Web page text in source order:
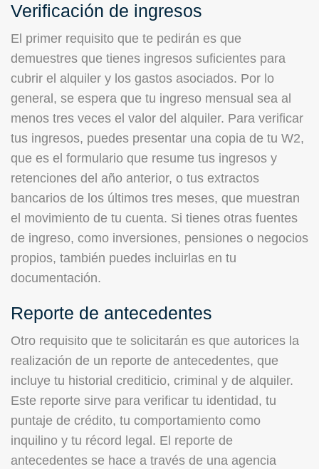
Verificación de ingresos
El primer requisito que te pedirán es que
demuestres que tienes ingresos suficientes para
cubrir el alquiler y los gastos asociados. Por lo
general, se espera que tu ingreso mensual sea al
menos tres veces el valor del alquiler. Para verificar
tus ingresos, puedes presentar una copia de tu W2,
que es el formulario que resume tus ingresos y
retenciones del año anterior, o tus extractos
bancarios de los últimos tres meses, que muestran
el movimiento de tu cuenta. Si tienes otras fuentes
de ingreso, como inversiones, pensiones o negocios
propios, también puedes incluirlas en tu
documentación.
Reporte de antecedentes
Otro requisito que te solicitarán es que autorices la
realización de un reporte de antecedentes, que
incluye tu historial crediticio, criminal y de alquiler.
Este reporte sirve para verificar tu identidad, tu
puntaje de crédito, tu comportamiento como
inquilino y tu récord legal. El reporte de
antecedentes se hace a través de una agencia